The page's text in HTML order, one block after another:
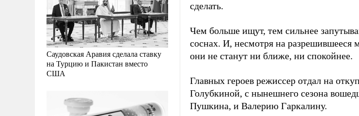
Саудовская Аравия сделала ставку
на Турцию и Пакистан вместо
США
сделать.
Чем больше ищут, тем сильнее
соснах. И, несмотря на разрешившееся
они не станут ни ближе, ни спокойнее.
Главных героев режиссер отдал на
Голубкиной, с нынешнего сезона
Пушкина, и Валерию Гаркалину.